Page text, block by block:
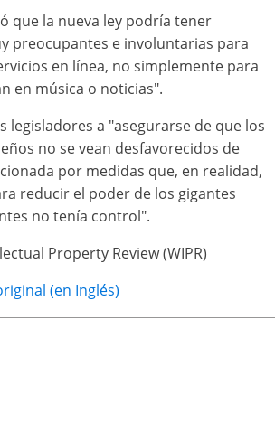
que la nueva ley podría tener
preocupantes e involuntarias para
en línea, no simplemente para
en música o noticias".
legisladores a "asegurarse de que los
no se vean desfavorecidos de
por medidas que, en realidad,
reducir el poder de los gigantes
no tenía control".
Property Review (WIPR)
(en Inglés)